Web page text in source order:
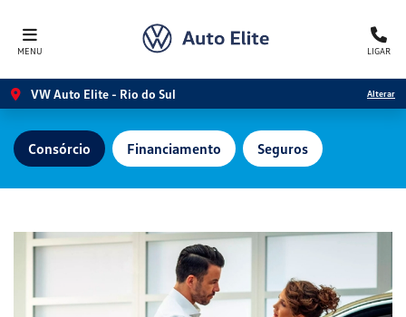
MENU LIGAR
VW Auto Elite - Rio do Sul Alterar
Financiamento
Consórcio Seguros